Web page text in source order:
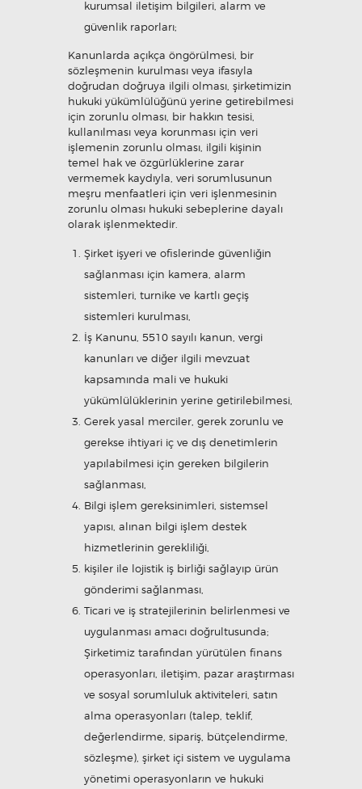
kurumsal iletişim bilgileri, alarm ve
güvenlik raporları;
Kanunlarda açıkça öngörülmesi, bir
sözleşmenin kurulması veya ifasıyla
doğrudan doğruya ilgili olması, şirketimizin
hukuki yükümlülüğünü yerine getirebilmesi
için zorunlu olması, bir hakkın tesisi,
kullanılması veya korunması için veri
işlemenin zorunlu olması, ilgili kişinin
temel hak ve özgürlüklerine zarar
vermemek kaydıyla, veri sorumlusunun
meşru menfaatleri için veri işlenmesinin
zorunlu olması hukuki sebeplerine dayalı
olarak işlenmektedir.
Şirket işyeri ve ofislerinde güvenliğin
sağlanması için kamera, alarm
sistemleri, turnike ve kartlı geçiş
sistemleri kurulması,
İş Kanunu, 5510 sayılı kanun, vergi
kanunları ve diğer ilgili mevzuat
kapsamında mali ve hukuki
yükümlülüklerinin yerine getirilebilmesi,
Gerek yasal merciler, gerek zorunlu ve
gerekse ihtiyari iç ve dış denetimlerin
yapılabilmesi için gereken bilgilerin
sağlanması,
Bilgi işlem gereksinimleri, sistemsel
yapısı, alınan bilgi işlem destek
hizmetlerinin gerekliliği,
kişiler ile lojistik iş birliği sağlayıp ürün
gönderimi sağlanması,
Ticari ve iş stratejilerinin belirlenmesi ve
uygulanması amacı doğrultusunda;
Şirketimiz tarafından yürütülen finans
operasyonları, iletişim, pazar araştırması
ve sosyal sorumluluk aktiviteleri, satın
alma operasyonları (talep, teklif,
değerlendirme, sipariş, bütçelendirme,
sözleşme), şirket içi sistem ve uygulama
yönetimi operasyonların ve hukuki